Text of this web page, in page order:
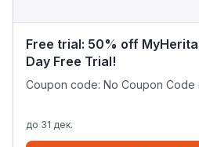
Free trial: 50% off
Day Free Trial!
Coupon code: No Coupon Code
до 31 дек.